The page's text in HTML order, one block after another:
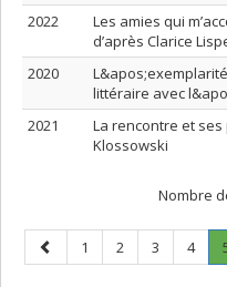
2022
Les amies qui
d’après Clarice
2020
littéraire avec
2021
La rencontre et
Klossowski
Nombre
Page
précédente
Page
1 Page
2 Page
3 Page
4